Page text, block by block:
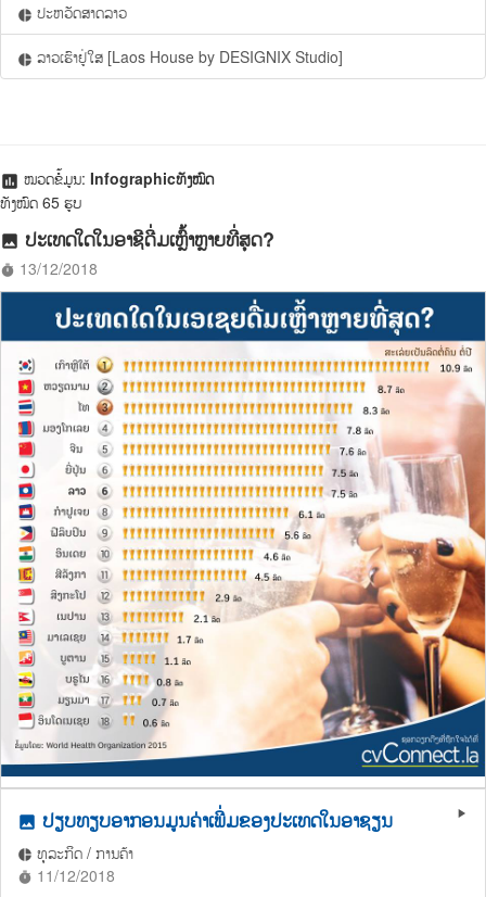
pie_chart ປະຫວັດສາດລາວ
pie_chart ລາວເຮົາຢູ່ໃສ [Laos House by DESIGNIX Studio]
assessment ໝວດຂໍ້ມູນ: Infographicທັງໝົດ
ທັງໝົດ 65 ຮູບ
photo ປະເທດໃດໃນອາຊີດື່ມເຫຼົ້າຫຼາຍທີ່ສຸດ?
timer 13/12/2018
play_arrow
photo ປຽບທຽບອາກອນມູນຄ່າເພີ່ມຂອງປະເທດໃນອາຊຽນ
pie_chart ທຸລະກິດ / ການຄ້າ
timer 11/12/2018